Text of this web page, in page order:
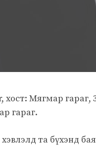
хост: Мягмар гараг,
гараг.
хэвлэлд та бүхэнд